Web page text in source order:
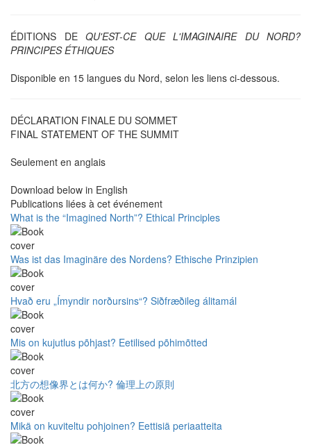
ÉDITIONS DE QU'EST-CE QUE L'IMAGINAIRE DU NORD?
PRINCIPES ÉTHIQUES
Disponible en 15 langues du Nord, selon les liens ci-dessous.
DÉCLARATION FINALE DU SOMMET
FINAL STATEMENT OF THE SUMMIT
Seulement en anglais
Download below in English
Publications liées à cet événement
What is the “Imagined North”? Ethical Principles
Was ist das Imaginäre des Nordens? Ethische Prinzipien
Hvað eru „Ímyndir norðursins“? Siðfræðileg álitamál
Mis on kujutlus põhjast? Eetilised põhimõtted
北方の想像界とは何か? 倫理上の原則
Mikä on kuviteltu pohjoinen? Eettisiä periaatteita